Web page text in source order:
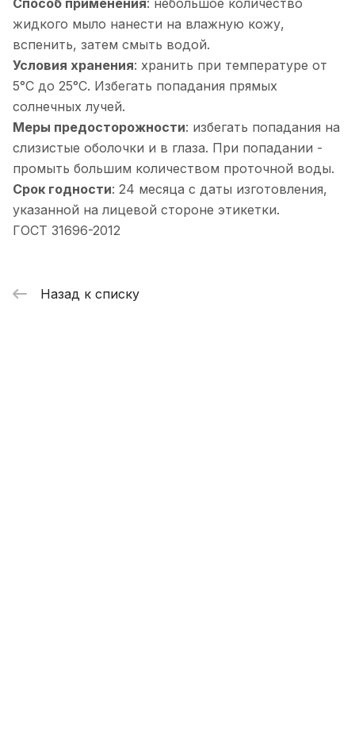
жидкого мыло нанести на влажную кожу,
вспенить, затем смыть водой.
Условия хранения: хранить при температуре от
5°С до 25°С. Избегать попадания прямых
солнечных лучей.
Меры предосторожности: избегать попадания на
слизистые оболочки и в глаза. При попадании -
промыть большим количеством проточной воды.
Срок годности: 24 месяца с даты изготовления,
указанной на лицевой стороне этикетки.
ГОСТ 31696-2012
Назад к списку